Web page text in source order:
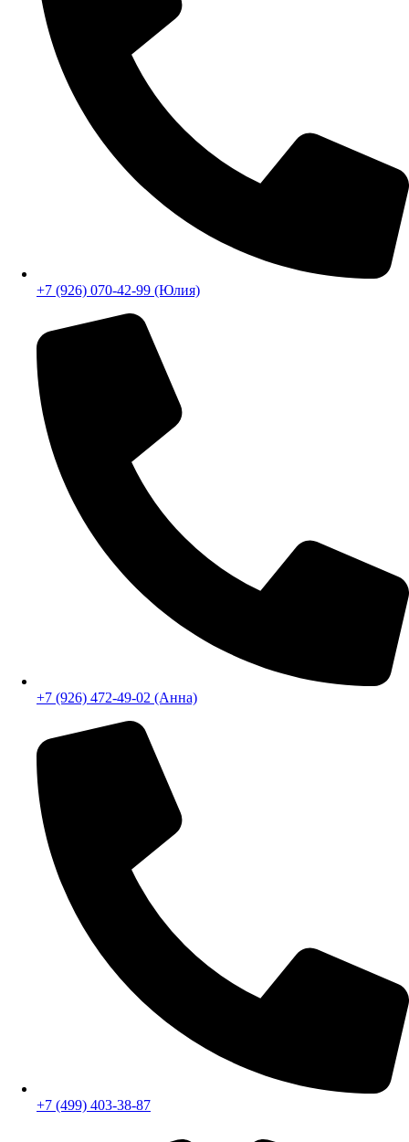
+7 (926) 070-42-99 (Юлия)
+7 (926) 472-49-02 (Анна)
+7 (499) 403-38-87
+7 (926) 472-49-02